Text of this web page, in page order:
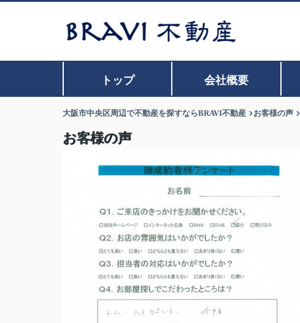
トップ 会社概要
大阪市中央区周辺で不動産を探すならBRAVI不動産 お客様の声
お客様の声